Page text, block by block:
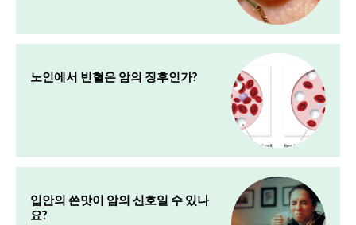
노인에서 빈혈은 암의 징후인가?
입안의 쓴맛이 암의 신호일 수 있나
요?